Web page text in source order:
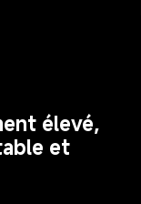
élevé,
et